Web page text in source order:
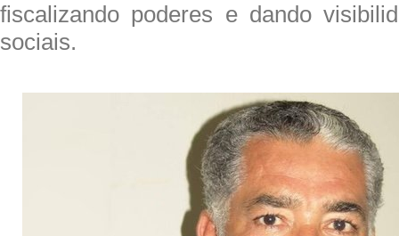
fiscalizando poderes e dando
sociais.